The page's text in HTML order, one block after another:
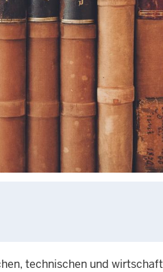
technischen und